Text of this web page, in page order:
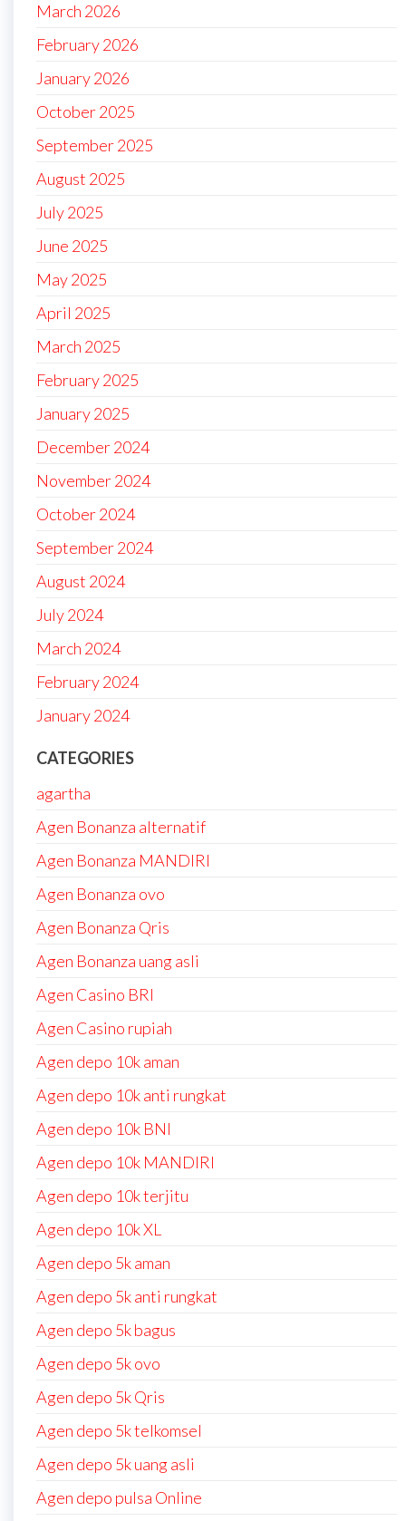
March 2026
February 2026
January 2026
October 2025
September 2025
August 2025
July 2025
June 2025
May 2025
April 2025
March 2025
February 2025
January 2025
December 2024
November 2024
October 2024
September 2024
August 2024
July 2024
March 2024
February 2024
January 2024
CATEGORIES
agartha
Agen Bonanza alternatif
Agen Bonanza MANDIRI
Agen Bonanza ovo
Agen Bonanza Qris
Agen Bonanza uang asli
Agen Casino BRI
Agen Casino rupiah
Agen depo 10k aman
Agen depo 10k anti rungkat
Agen depo 10k BNI
Agen depo 10k MANDIRI
Agen depo 10k terjitu
Agen depo 10k XL
Agen depo 5k aman
Agen depo 5k anti rungkat
Agen depo 5k bagus
Agen depo 5k ovo
Agen depo 5k Qris
Agen depo 5k telkomsel
Agen depo 5k uang asli
Agen depo pulsa Online